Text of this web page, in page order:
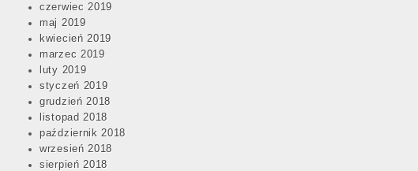
czerwiec 2019
maj 2019
kwiecień 2019
marzec 2019
luty 2019
styczeń 2019
grudzień 2018
listopad 2018
październik 2018
wrzesień 2018
sierpień 2018